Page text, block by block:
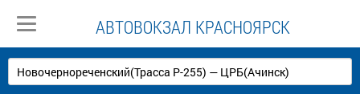
АВТОВОКЗАЛ КРАСНОЯРСК